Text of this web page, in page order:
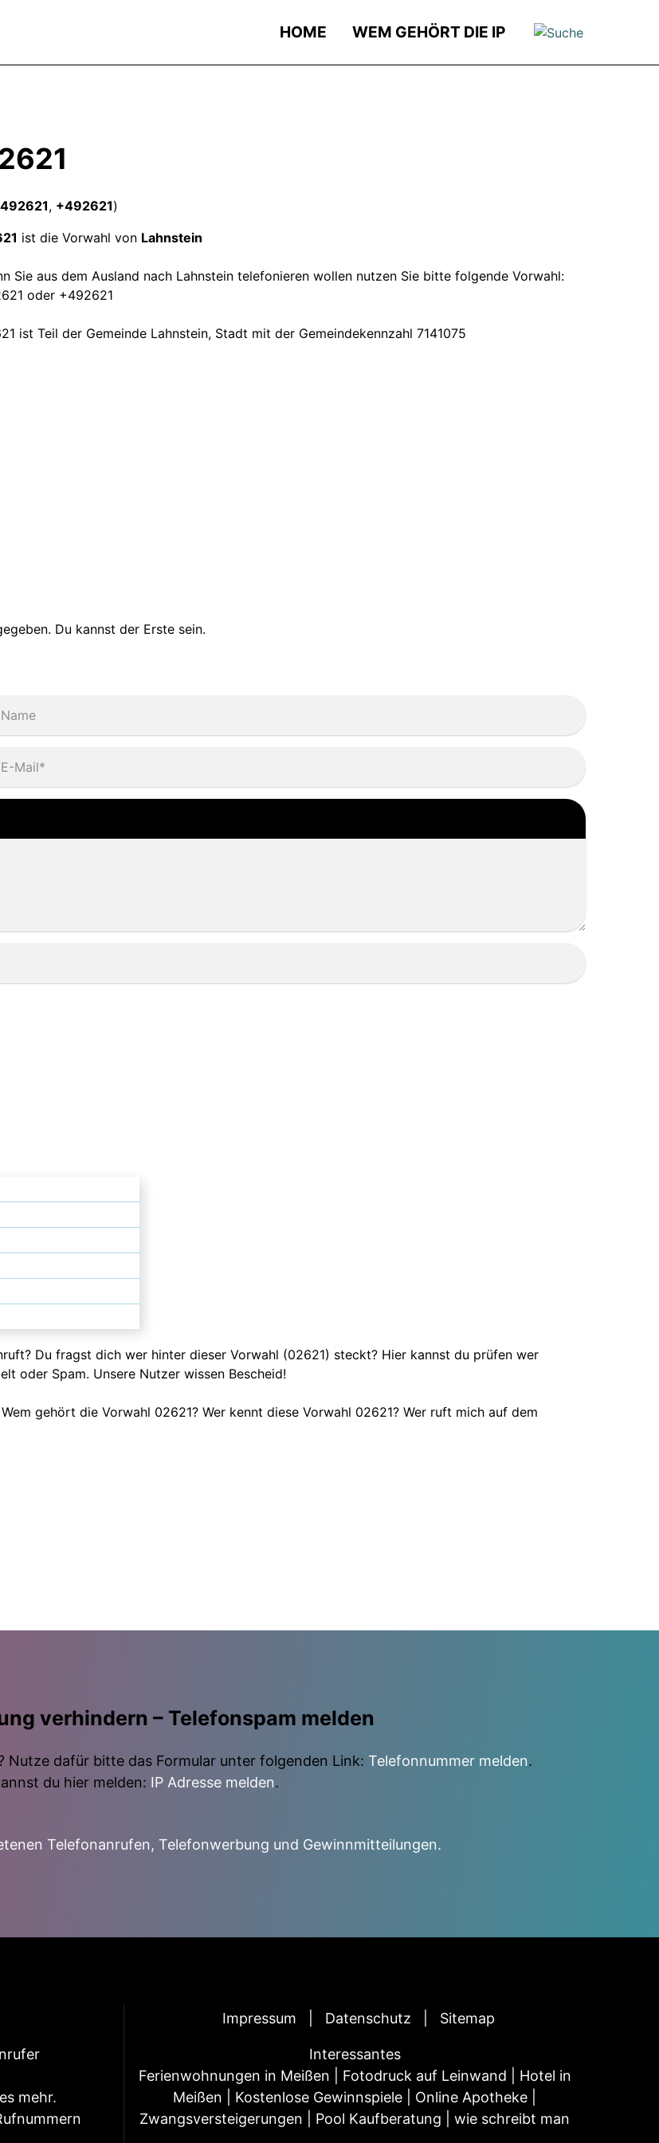
HOME WEM GEHÖRT DIE IP
, +492621)
ist die Vorwahl von Lahnstein
Sie aus dem Ausland nach Lahnstein telefonieren wollen nutzen Sie bitte folgende Vorwahl:
oder +492621
ist Teil der Gemeinde Lahnstein, Stadt mit der Gemeindekennzahl 7141075
Du kannst der Erste sein.
Du fragst dich wer hinter dieser Vorwahl (02621) steckt? Hier kannst du prüfen wer
oder Spam. Unsere Nutzer wissen Bescheid!
gehört die Vorwahl 02621? Wer kennt diese Vorwahl 02621? Wer ruft mich auf dem
verhindern – Telefonspam melden
Nutze dafür bitte das Formular unter folgenden Link: Telefonnummer melden.
du hier melden: IP Adresse melden.
Telefonanrufen, Telefonwerbung und Gewinnmitteilungen.
mehr.
Impressum Datenschutz Sitemap
Interessantes
Ferienwohnungen in Meißen
Fotodruck auf Leinwand
Hotel in
Meißen
Kostenlose Gewinnspiele Online Apotheke
Zwangsversteigerungen
Pool Kaufberatung wie schreibt man